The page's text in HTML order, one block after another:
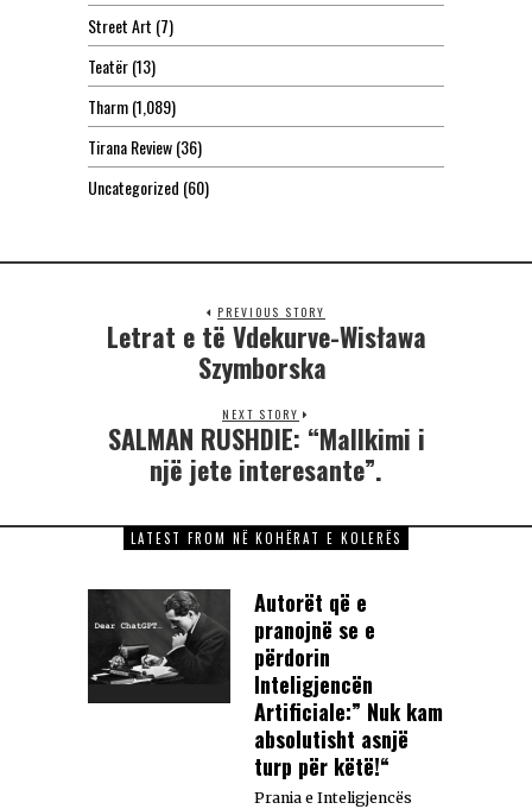
Street Art (7)
Teatër(13)
Tharm(1,089)
Tirana Review(36)
Uncategorized (60)
PREVIOUS STORY
Letrat e të Vdekurve-Wisława
Szymborska
NEXT STORY
SALMAN RUSHDIE: “Mallkimi i
një jete interesante”.
LATEST FROM NË KOHËRAT E KOLERËS
Autorët që e
pranojnë se e
përdorin
Inteligjencën
Artificiale:” Nuk kam
absolutisht asnjë
turp për këtë!“
Prania e Inteligjencës